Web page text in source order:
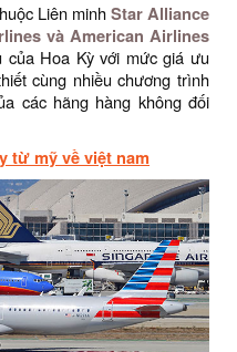
Liên minhStar Alliance
và American Airlines
của Hoa Kỳ với mức giá ưu
cùng nhiều chương trình
các hãng hàng không đối
từ mỹ về việt nam